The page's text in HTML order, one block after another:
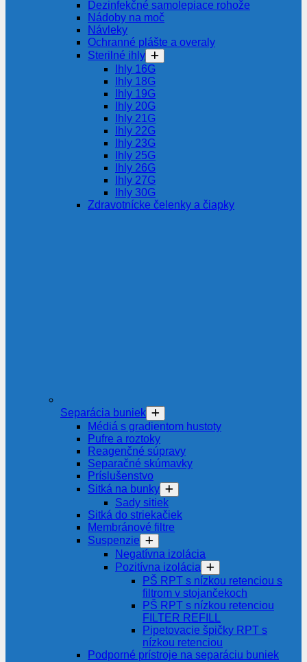
Dezinfekčné samolepiace rohože
Nádoby na moč
Návleky
Ochranné plášte a overaly
Sterilné ihly
Ihly 16G
Ihly 18G
Ihly 19G
Ihly 20G
Ihly 21G
Ihly 22G
Ihly 23G
Ihly 25G
Ihly 26G
Ihly 27G
Ihly 30G
Zdravotnícke čelenky a čiapky
Separácia buniek
Médiá s gradientom hustoty
Pufre a roztoky
Reagenčné súpravy
Separačné skúmavky
Príslušenstvo
Sitká na bunky
Sady sitiek
Sitká do striekačiek
Membránové filtre
Suspenzie
Negatívna izolácia
Pozitívna izolácia
PŠ RPT s nízkou retenciou s
filtrom v stojančekoch
PŠ RPT s nízkou retenciou
FILTER REFILL
Pipetovacie špičky RPT s
nízkou retenciou
Podporné prístroje na separáciu buniek